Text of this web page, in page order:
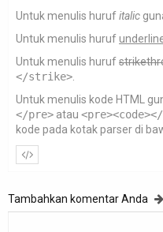
Untuk menulis hurufitalic
Untuk menulis huruf
Untuk menulis huruf
</strike>
Untuk menulis kode HTML
</pre> atau
kode pada kotak parser di
Tambahkan komentar Anda